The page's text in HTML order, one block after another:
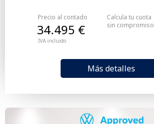
Precio al contado
IVA incluido
34.495 €
Más detalles
Calcula tu cuota
sin compromiso